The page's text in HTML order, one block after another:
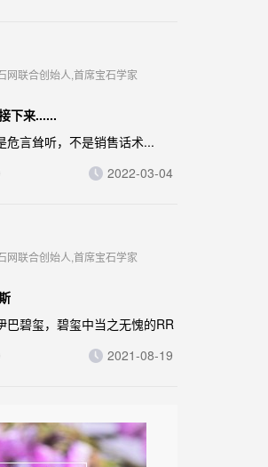
网联合创始人,首席宝石学家
下来......
危言耸听，不是销售话术...
2022-03-04
网联合创始人,首席宝石学家
碧玺，碧玺中当之无愧的RR
2021-08-19